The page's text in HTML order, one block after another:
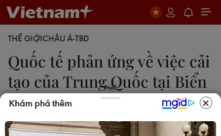
THẾ GIỚICHÂU Á-TBD
Quốc tế phản ứng về việc cải
tạo của Trung Quốc tại Biển
Đông
25/09/2020 22:29
Khám phá thêm